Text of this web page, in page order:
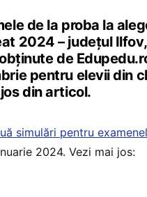
de la proba la
2024 – județul
de
pentru elevii din
din articol.
simulări pentru
2024. Vezi mai jos: